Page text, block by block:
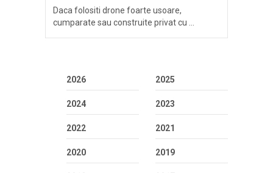
Daca folositi drone foarte usoare,
cumparate sau construite privat cu …
2026 2025
2024 2023
2022 2021
2020 2019